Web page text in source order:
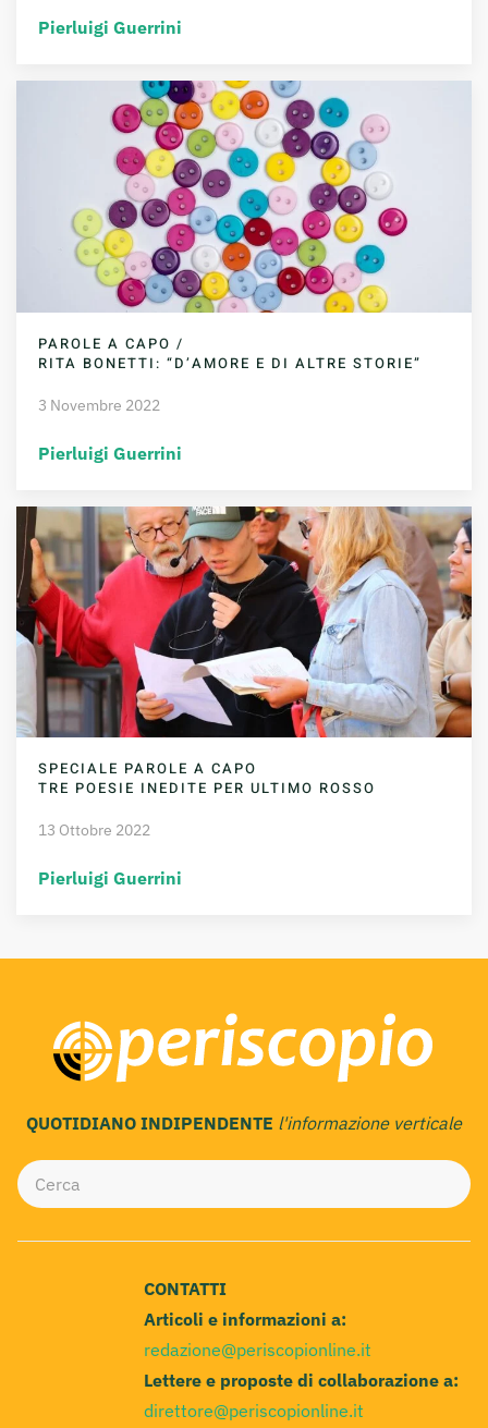
Pierluigi Guerrini
PAROLE A CAPO /
RITA BONETTI: “D’AMORE E DI ALTRE STORIE”
3 Novembre 2022
Pierluigi Guerrini
SPECIALE PAROLE A CAPO
TRE POESIE INEDITE PER ULTIMO ROSSO
13 Ottobre 2022
Pierluigi Guerrini
QUOTIDIANO INDIPENDENTE l'informazione verticale
CONTATTI
Articoli e informazioni a:
redazione@periscopionline.it
Lettere e proposte di collaborazione a:
direttore@periscopionline.it